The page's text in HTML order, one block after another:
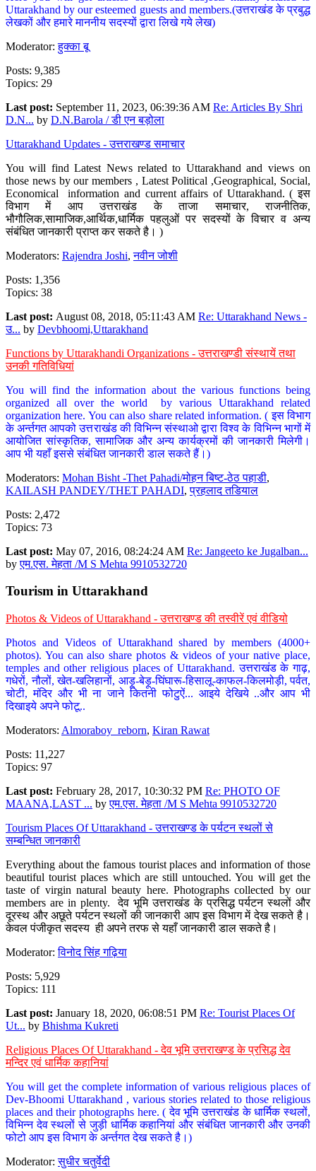
Uttarakhand by our esteemed guests and members.(उत्तराखंड के प्रबुद्ध
लेखकों और हमारे माननीय सदस्यों द्वारा लिखे गये लेख)
Moderator:हुक्का बू
Posts: 9,385
Topics: 29
Last post: September 11, 2023, 06:39:36 AM Re: Articles By Shri
D.N... by D.N.Barola / डी एन बड़ोला
Uttarakhand Updates - उत्तराखण्ड समाचार
You will find Latest News related to Uttarakhand and views on
those news by our members , Latest Political ,Geographical, Social,
Economical information and current affairs of Uttarakhand. ( इस
विभाग में आप उत्तराखंड के ताजा समाचार, राजनीतिक,
भौगौलिक,सामाजिक,आर्थिक,धार्मिक पहलुओं पर सदस्यों के विचार व अन्य
संबंधित जानकारी प्राप्त कर सकते है। )
Moderators: Rajendra Joshi,नवीन जोशी
Posts: 1,356
Topics: 38
Last post: August 08, 2018, 05:11:43 AM Re: Uttarakhand News -
उ... by Devbhoomi,Uttarakhand
Functions by Uttarakhandi Organizations - उत्तराखण्डी संस्थायें तथा
उनकी गतिविधियां
You will find the information about the various functions being
organized all over the world by various Uttarakhand related
organization here. You can also share related information. ( इस विभाग
के अर्न्तगत आपको उत्तराखंड की विभिन्न संस्थाओ द्वारा विश्व के विभिन्न भागों में
आयोजित सांस्कृतिक, सामाजिक और अन्य कार्यक्रमों की जानकारी मिलेगी।
आप भी यहाँ इससे संबंधित जानकारी डाल सकते हैं।)
Moderators: Mohan Bisht -Thet Pahadi/मोहन बिष्ट-ठेठ पहाडी,
KAILASH PANDEY/THET PAHADI,प्रहलाद तडियाल
Posts: 2,472
Topics: 73
Last post: May 07, 2016, 08:24:24 AM Re: Jangeeto ke Jugalban...
byएम.एस. मेहता /M S Mehta 9910532720
Tourism in Uttarakhand
Photos & Videos of Uttarakhand - उत्तराखण्ड की तस्वीरें एवं वीडियो
Photos and Videos of Uttarakhand shared by members (4000+
photos). You can also share photos & videos of your native place,
temples and other religious places of Uttarakhand. उत्तराखंड के गाढ़,
गधेरों, नौलों, खेत-खलिहानों, आड़ू-बेड़ू-घिंघारू-हिसालू-काफल-किलमोड़ी, पर्वत,
चोटी, मंदिर और भी ना जाने कितनी फोटुऐं... आइये देखिये ..और आप भी
दिखाइये अपने फोटू..
Moderators: Almoraboy_reborn, Kiran Rawat
Posts: 11,227
Topics: 97
Last post: February 28, 2017, 10:30:32 PM Re: PHOTO OF
MAANA,LAST ... byएम.एस. मेहता /M S Mehta 9910532720
Tourism Places Of Uttarakhand - उत्तराखण्ड के पर्यटन स्थलों से
सम्बन्धित जानकारी
Everything about the famous tourist places and information of those
beautiful tourist places which are still untouched. You will get the
taste of virgin natural beauty here. Photographs collected by our
members are in plenty. देव भूमि उत्तराखंड के प्रसिद्ध पर्यटन स्थलों और
दूरस्थ और अछूते पर्यटन स्थलों की जानकारी आप इस विभाग में देख सकते है।
केवल पंजीकृत सदस्य ही अपने तरफ से यहाँ जानकारी डाल सकते है।
Moderator:विनोद सिंह गढ़िया
Posts: 5,929
Topics: 111
Last post: January 18, 2020, 06:08:51 PM Re: Tourist Places Of
Ut... by Bhishma Kukreti
Religious Places Of Uttarakhand - देव भूमि उत्तराखण्ड के प्रसिद्ध देव
मन्दिर एवं धार्मिक कहानियां
You will get the complete information of various religious places of
Dev-Bhoomi Uttarakhand , various stories related to those religious
places and their photographs here. ( देव भूमि उत्तराखंड के धार्मिक स्थलों,
विभिन्न देव स्थलों से जुड़ी धार्मिक कहानियां और संबंधित जानकारी और उनकी
फोटो आप इस विभाग के अर्न्तगत देख सकते है।)
Moderator:सुधीर चतुर्वेदी